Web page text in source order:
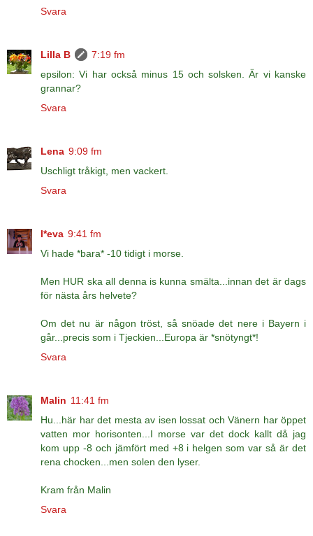
Svara
Lilla B
7:19 fm
epsilon: Vi har också minus 15 och solsken. Är vi kanske
grannar?
Svara
Lena 9:09 fm
Uschligt tråkigt, men vackert.
Svara
l*eva 9:41 fm
Vi hade *bara* -10 tidigt i morse.
Men HUR ska all denna is kunna smälta...innan det är dags
för nästa års helvete?
Om det nu är någon tröst, så snöade det nere i Bayern i
går...precis som i Tjeckien...Europa är *snötyngt*!
Svara
Malin 11:41 fm
Hu...här har det mesta av isen lossat och Vänern har öppet
vatten mor horisonten...I morse var det dock kallt då jag
kom upp -8 och jämfört med +8 i helgen som var så är det
rena chocken...men solen den lyser.
Kram från Malin
Svara